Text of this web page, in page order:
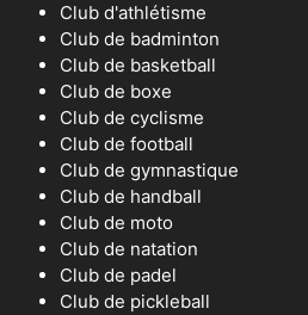
Club d'athlétisme
Club de badminton
Club de basketball
Club de boxe
Club de cyclisme
Club de football
Club de gymnastique
Club de handball
Club de moto
Club de natation
Club de padel
Club de pickleball